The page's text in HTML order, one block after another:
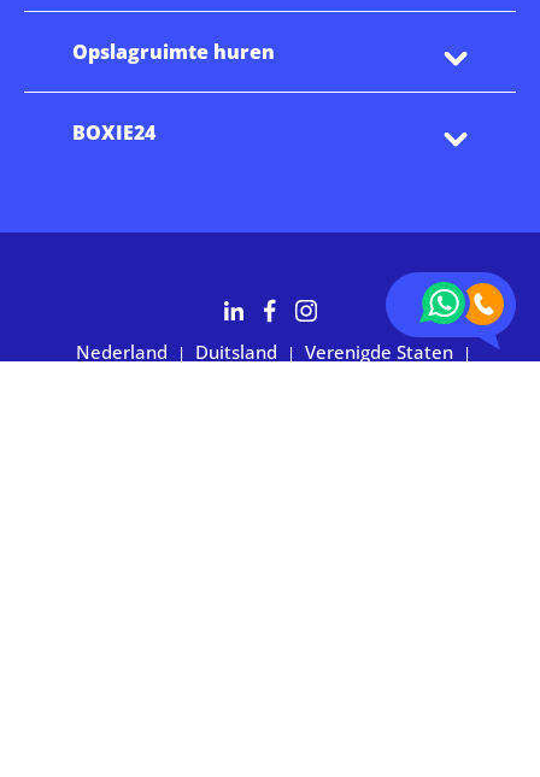
Opslagruimte huren
BOXIE24
Nederland | Duitsland | Verenigde Staten |